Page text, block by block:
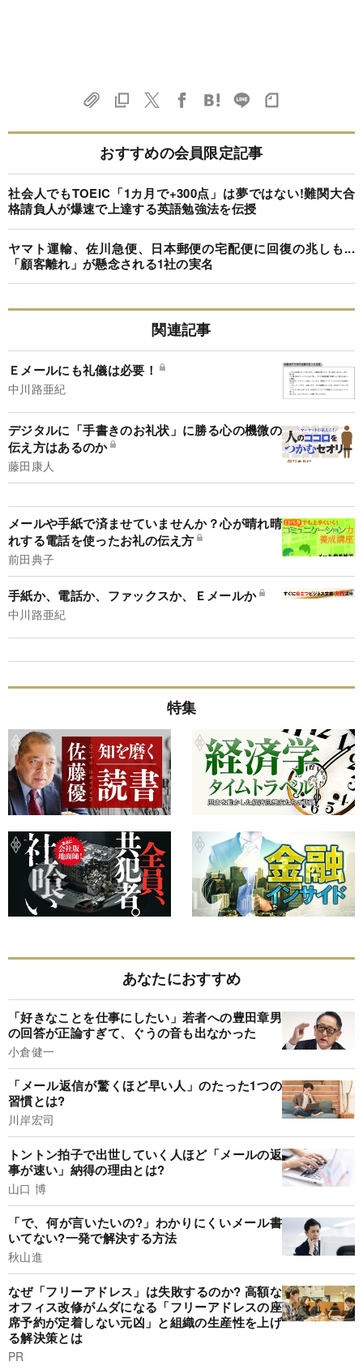
おすすめの会員限定記事
社会人でもTOEIC「1カ月で+300点」は夢ではない!難関大合
格請負人が爆速で上達する英語勉強法を伝授
ヤマト運輸、佐川急便、日本郵便の宅配便に回復の兆しも...
「顧客離れ」が懸念される1社の実名
関連記事
Ｅメールにも礼儀は必要！
中川路亜紀
デジタルに「手書きのお礼状」に勝る心の機微の
伝え方はあるのか
藤田康人
メールや手紙で済ませていませんか？心が晴れ晴
れする電話を使ったお礼の伝え方
前田典子
手紙か、電話か、ファックスか、Ｅメールか
中川路亜紀
特集
あなたにおすすめ
「好きなことを仕事にしたい」若者への豊田章男
の回答が正論すぎて、ぐうの音も出なかった
小倉健一
「メール返信が驚くほど早い人」のたった1つの
習慣とは?
川岸宏司
トントン拍子で出世していく人ほど「メールの返
事が速い」納得の理由とは?
山口 博
「で、何が言いたいの?」わかりにくいメール書
いてない?一発で解決する方法
秋山進
なぜ「フリーアドレス」は失敗するのか? 高額な
オフィス改修がムダになる「フリーアドレスの座
席予約が定着しない元凶」と組織の生産性を上げ
る解決策とは
PR